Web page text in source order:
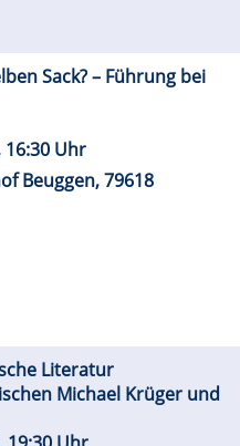
Sack? – Führung bei
16:30 Uhr
Beuggen, 79618
Literatur
Michael Krüger und